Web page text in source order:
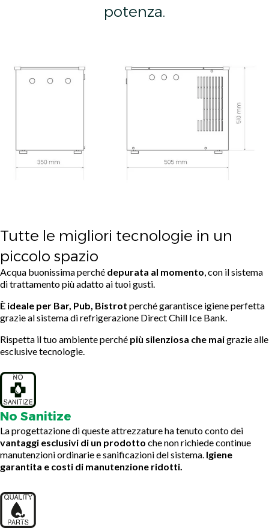
potenza.
Tutte le migliori tecnologie in un
piccolo spazio
Acqua buonissima perché depurata al momento , con il sistema
di trattamento più adatto ai tuoi gusti.
È ideale per Bar, Pub, Bistrot perché garantisce igiene perfetta
grazie al sistema di refrigerazione Direct Chill Ice Bank.
Rispetta il tuo ambiente perché più silenziosa che maigrazie alle
esclusive tecnologie.
No Sanitize
La progettazione di queste attrezzature ha tenuto conto dei
vantaggi esclusivi di un prodotto che non richiede continue
manutenzioni ordinarie e sanificazioni del sistema. Igiene
garantita e costi di manutenzione ridotti.